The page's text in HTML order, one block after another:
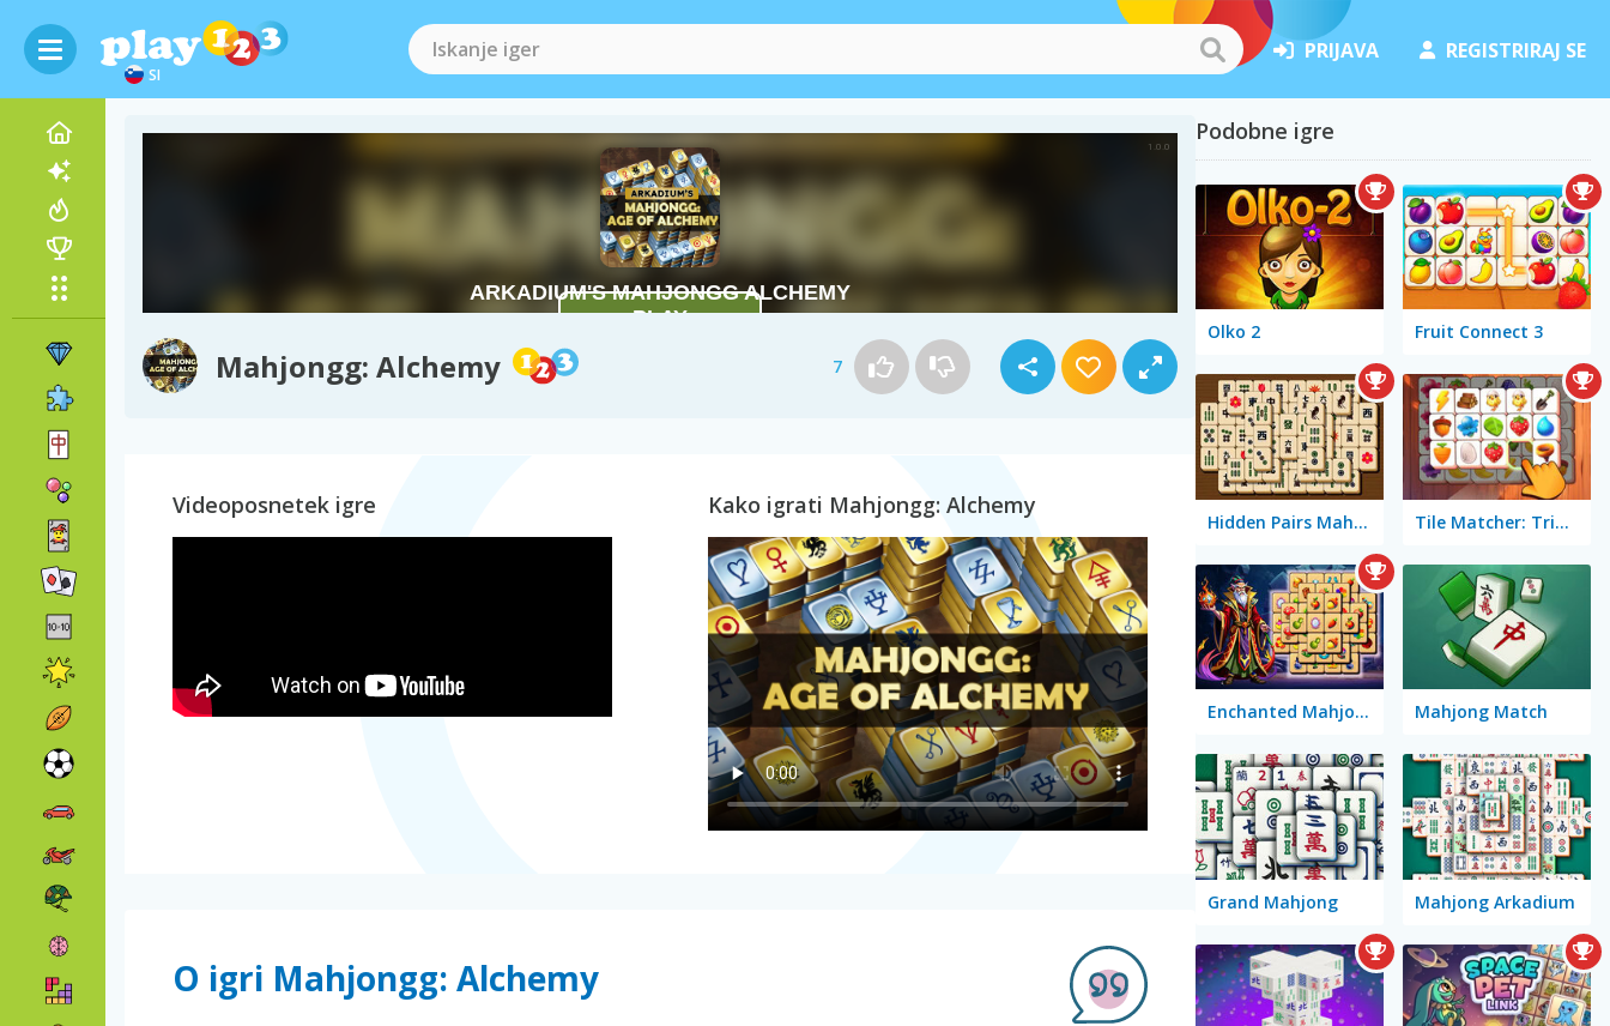
SI
PRIJAVA REGISTRIRAJ SE
Mahjongg: Alchemy 7
Videoposnetek igre Kako igrati Mahjongg: Alchemy
O igri Mahjongg: Alchemy
Podobne igre
Olko 2 Fruit Connect 3
Hidden Pairs Mahjong Tile Matcher: Triple Fun
Enchanted Mahjong Saga Mahjong Match
Grand Mahjong Mahjong Arkadium